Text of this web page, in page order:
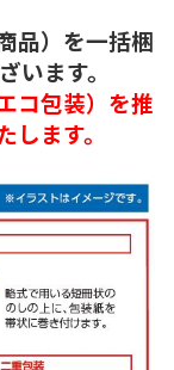
品）を一括梱
います。
コ包装）を推
ます。